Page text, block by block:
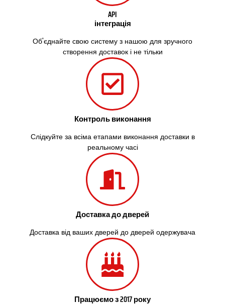
API
інтеграція
Об'єднайте свою систему з нашою для зручного
створення доставок і не тільки
Контроль виконання
Слідкуйте за всіма етапами виконання доставки в
реальному часі
Доставка до дверей
Доставка від ваших дверей до дверей одержувача
Працюємо з 2017 року